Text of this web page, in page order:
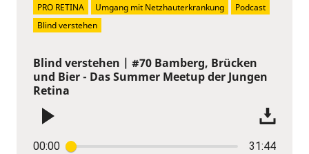
Blind verstehen | #70 Bamberg, Brücken
und Bier - Das Summer Meetup der Jungen
Retina
00:00 31:44
PRO RETINA
Umgang mit Netzhauterkrankung
Podcast
Blind verstehen